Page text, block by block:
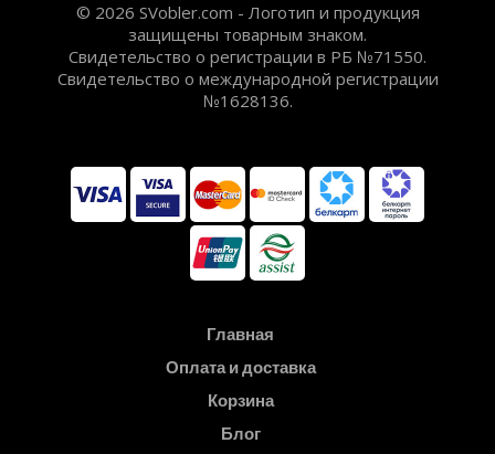
© 2026 SVobler.com - Логотип и продукция
защищены товарным знаком.
Свидетельство о регистрации в РБ №71550.
Свидетельство о международной регистрации
№1628136.
Главная
Оплата и доставка
Корзина
Блог